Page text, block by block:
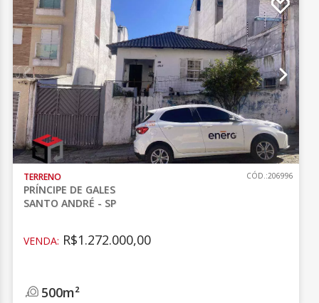
TERRENO
PRÍNCIPE DE GALES
SANTO ANDRÉ - SP
CÓD.:206996
VENDA: R$1.272.000,00
500m²